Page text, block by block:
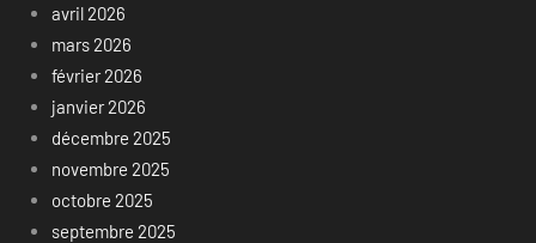
avril 2026
mars 2026
février 2026
janvier 2026
décembre 2025
novembre 2025
octobre 2025
septembre 2025